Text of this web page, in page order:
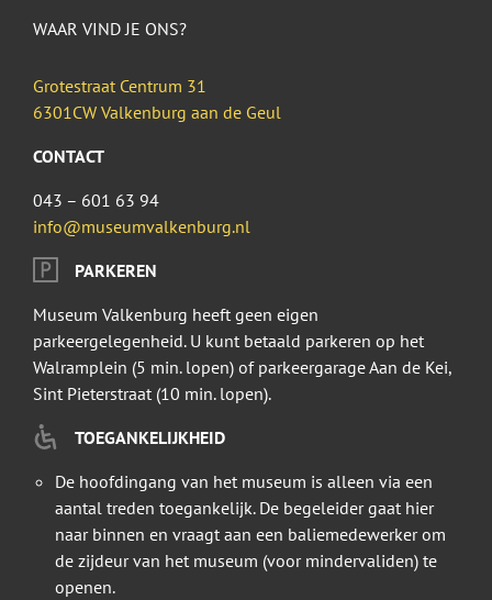
WAAR VIND JE ONS?
Grotestraat Centrum 31
6301CW Valkenburg aan de Geul
CONTACT
043 – 601 63 94
info@museumvalkenburg.nl
PARKEREN
Museum Valkenburg heeft geen eigen
parkeergelegenheid. U kunt betaald parkeren op het
Walramplein (5 min. lopen) of parkeergarage Aan de Kei,
Sint Pieterstraat (10 min. lopen).
TOEGANKELIJKHEID
De hoofdingang van het museum is alleen via een
aantal treden toegankelijk. De begeleider gaat hier
naar binnen en vraagt aan een baliemedewerker om
de zijdeur van het museum (voor mindervaliden) te
openen.